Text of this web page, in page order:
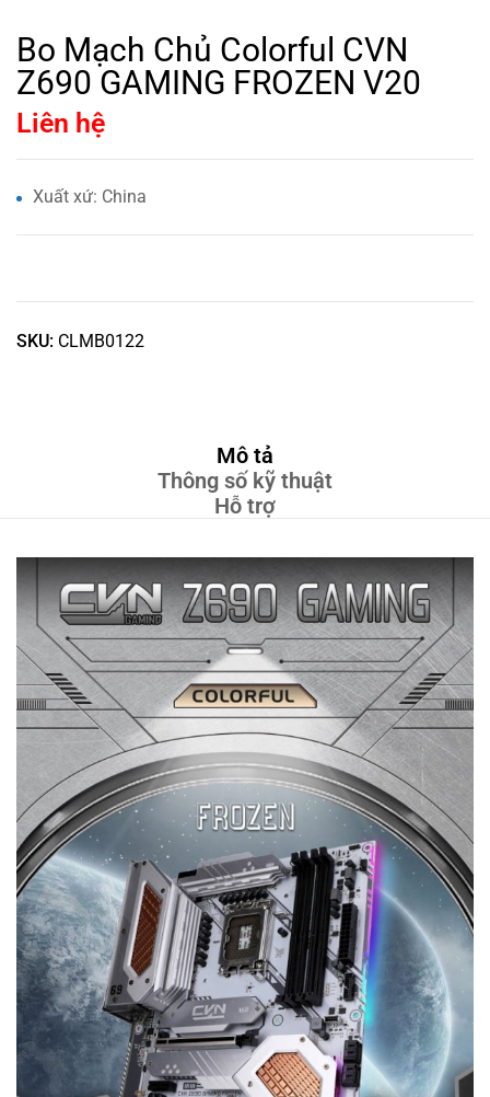
Bo Mạch Chủ Colorful CVN
Z690 GAMING FROZEN V20
Liên hệ
Xuất xứ: China
SKU: CLMB0122
Mô tả
Thông số kỹ thuật
Hỗ trợ